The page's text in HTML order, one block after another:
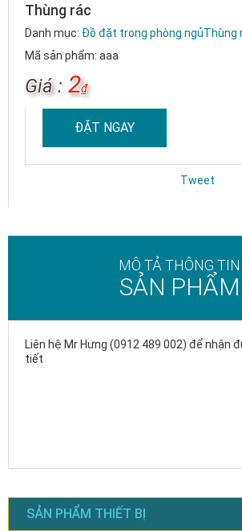
Thùng rác
Danh mục: Đồ đặt trong phòng ngủThùng
Mã sản phẩm: aaa
Giá : 2₫
ĐẶT NGAY
Tweet
MÔ TẢ THÔNG TIN
SẢN PHẨM
Liên hệ Mr Hưng (0912 489 002) để nhận
tiết
SẢN PHẨM THIẾT BỊ